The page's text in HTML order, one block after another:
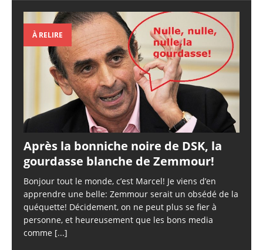
À RELIRE
Après la bonniche noire de DSK, la
gourdasse blanche de Zemmour!
Bonjour tout le monde, c’est Marcel! Je viens d’en
apprendre une belle: Zemmour serait un obsédé de la
quéquette! Décidement, on ne peut plus se fier à
personne, et heureusement que les bons media
comme [...]